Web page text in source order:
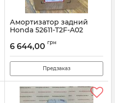
Амортизатор задний
Honda 52611-T2F-A02
6 644,00 грн
Предзаказ